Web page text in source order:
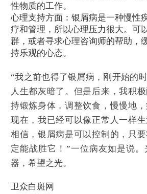
性物质的工作。
心理支持方面：银屑病是一种慢性
疗和管理，所以心理压力很大。可
群，或者寻求心理咨询师的帮助，
持乐观的心态。
“我之前也得了银屑病，刚开始的
人生都灰暗了。但是后来，我积
持锻炼身体，调整饮食，慢慢地，
现在，我已经可以像正常人一样
相信，银屑病是可以控制的，只
定能战胜它！”一位病友如是说
器，希望之光。
卫众白斑网